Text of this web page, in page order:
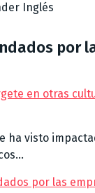
Inglés
por
en otras
ha visto
por las